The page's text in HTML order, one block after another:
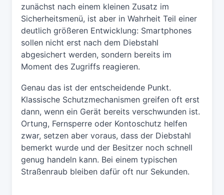
zunächst nach einem kleinen Zusatz im
Sicherheitsmenü, ist aber in Wahrheit Teil einer
deutlich größeren Entwicklung: Smartphones
sollen nicht erst nach dem Diebstahl
abgesichert werden, sondern bereits im
Moment des Zugriffs reagieren.
Genau das ist der entscheidende Punkt.
Klassische Schutzmechanismen greifen oft erst
dann, wenn ein Gerät bereits verschwunden ist.
Ortung, Fernsperre oder Kontoschutz helfen
zwar, setzen aber voraus, dass der Diebstahl
bemerkt wurde und der Besitzer noch schnell
genug handeln kann. Bei einem typischen
Straßenraub bleiben dafür oft nur Sekunden.